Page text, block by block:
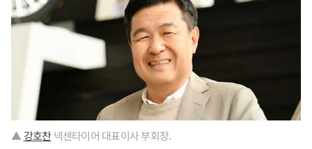
▲ 강호찬넥센타이어 대표이사 부회장.